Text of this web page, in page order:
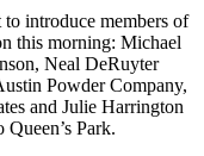
introduce members of
this morning: Michael
Neal DeRuyter
Powder Company,
and Julie Harrington
Park.